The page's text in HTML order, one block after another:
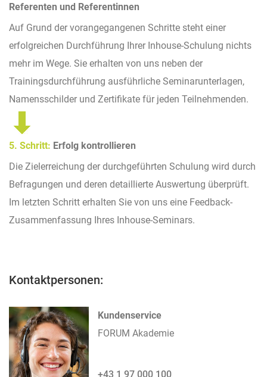
Referenten und Referentinnen
Auf Grund der vorangegangenen Schritte steht einer
erfolgreichen Durchführung Ihrer Inhouse-Schulung nichts
mehr im Wege. Sie erhalten von uns neben der
Trainingsdurchführung ausführliche Seminarunterlagen,
Namensschilder und Zertifikate für jeden Teilnehmenden.
5. Schritt: Erfolg kontrollieren
Die Zielerreichung der durchgeführten Schulung wird durch
Befragungen und deren detaillierte Auswertung überprüft.
Im letzten Schritt erhalten Sie von uns eine Feedback-
Zusammenfassung Ihres Inhouse-Seminars.
Kontaktpersonen:
Kundenservice
FORUM Akademie
+43 1 97 000 100